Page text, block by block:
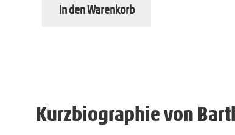
In den Warenkorb
Kurzbiographie von